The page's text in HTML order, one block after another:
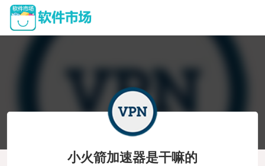
小火箭加速器是干嘛的